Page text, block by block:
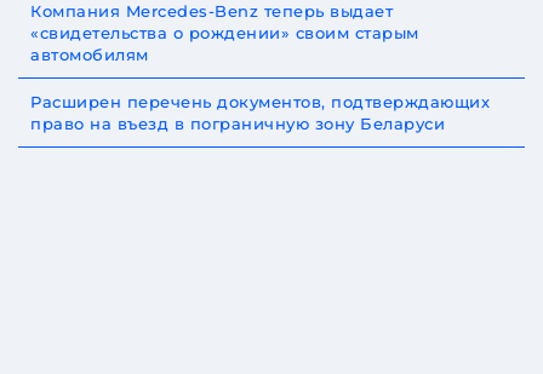
Компания Mercedes-Benz теперь выдает
«свидетельства о рождении» своим старым
автомобилям
Расширен перечень документов, подтверждающих
право на въезд в пограничную зону Беларуси